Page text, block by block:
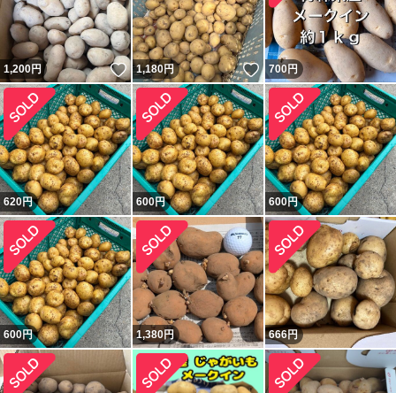
1,200円 いいね！
1,180円 いいね！
700円
620円 600円 600円
600円 1,380円 666円